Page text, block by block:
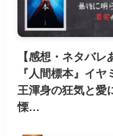
【感想・ネタバレ
『人間標本』イヤ
王渾身の狂気と愛
慄…